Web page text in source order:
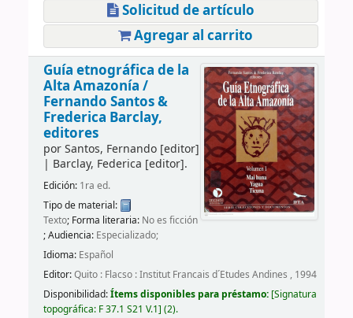
Solicitud de artículo
Agregar al carrito
Guía etnográfica de la
Alta Amazonía /
Fernando Santos &
Frederica Barclay,
editores
porSantos, Fernando[editor]
| Barclay, Federica [editor].
Edición: 1ra ed.
Tipo de material:
Texto; Forma literaria: No es ficción
; Audiencia: Especializado;
Idioma: Español
Editor:Quito : Flacso : Institut Francais d´Etudes Andines , 1994
Disponibilidad:Ítems disponibles para préstamo: Signatura
topográfica: F 37.1 S21 V.1 (2).